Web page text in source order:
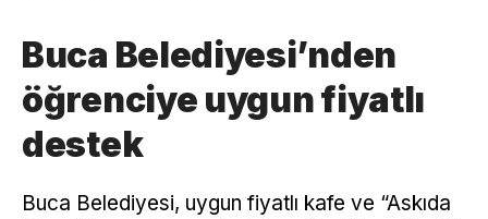
Buca Belediyesi’nden
öğrenciye uygun fiyatlı
destek
Buca Belediyesi, uygun fiyatlı kafe ve “Askıda